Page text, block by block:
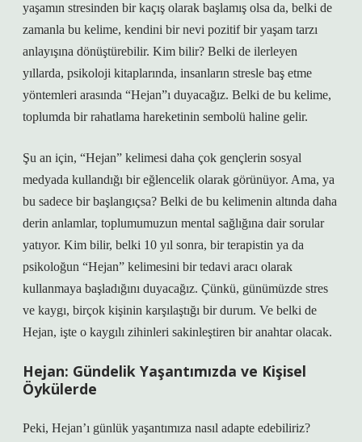
yaşamın stresinden bir kaçış olarak başlamış olsa da, belki de
zamanla bu kelime, kendini bir nevi pozitif bir yaşam tarzı
anlayışına dönüştürebilir. Kim bilir? Belki de ilerleyen
yıllarda, psikoloji kitaplarında, insanların stresle baş etme
yöntemleri arasında “Hejan”ı duyacağız. Belki de bu kelime,
toplumda bir rahatlama hareketinin sembolü haline gelir.
Şu an için, “Hejan” kelimesi daha çok gençlerin sosyal
medyada kullandığı bir eğlencelik olarak görünüyor. Ama, ya
bu sadece bir başlangıçsa? Belki de bu kelimenin altında daha
derin anlamlar, toplumumuzun mental sağlığına dair sorular
yatıyor. Kim bilir, belki 10 yıl sonra, bir terapistin ya da
psikoloğun “Hejan” kelimesini bir tedavi aracı olarak
kullanmaya başladığını duyacağız. Çünkü, günümüzde stres
ve kaygı, birçok kişinin karşılaştığı bir durum. Ve belki de
Hejan, işte o kaygılı zihinleri sakinleştiren bir anahtar olacak.
Hejan: Gündelik Yaşantımızda ve Kişisel
Öykülerde
Peki, Hejan’ı günlük yaşantımıza nasıl adapte edebiliriz?